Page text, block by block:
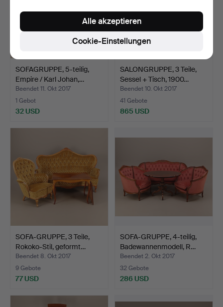
SOFAGRUPPE, 5-teilig,
Empire / Karl Johan,…
Beendet 11. Okt 2017
1 Gebot
32 USD
SALONGRUPPE, 3 Teile,
Sessel + Tisch, 1900…
Beendet 10. Okt 2017
41 Gebote
865 USD
SOFA-GRUPPE, 3 Teile,
Rokoko-Stil, geformt…
Beendet 8. Okt 2017
9 Gebote
77 USD
SOFA-GRUPPE, 4-teilig,
Badewannenmodell, R…
Beendet 2. Okt 2017
32 Gebote
286 USD
Cookie-Einstellungen
Alle akzeptieren